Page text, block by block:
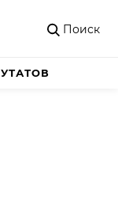
Поиск